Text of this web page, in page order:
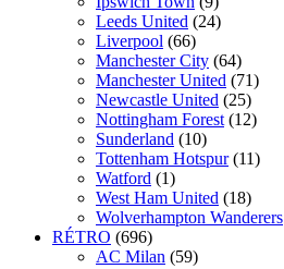
Leeds United (24)
Liverpool (66)
Manchester City (64)
Manchester United (71)
Newcastle United (25)
Nottingham Forest (12)
Sunderland (10)
Tottenham Hotspur (11)
Watford (1)
West Ham United (18)
Wolverhampton Wanderers
RÉTRO (696)
AC Milan (59)